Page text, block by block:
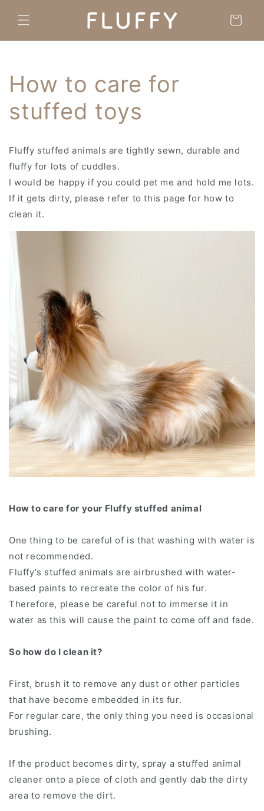
content
Cart
How to care for
stuffed toys
Fluffy stuffed animals are tightly sewn, durable and
fluffy for lots of cuddles.
I would be happy if you could pet me and hold me lots.
If it gets dirty, please refer to this page for how to
clean it.
How to care for your Fluffy stuffed animal
One thing to be careful of is that washing with water is
not recommended.
Fluffy's stuffed animals are airbrushed with water-
based paints to recreate the color of his fur.
Therefore, please be careful not to immerse it in
water as this will cause the paint to come off and fade.
So how do I clean it?
First, brush it to remove any dust or other particles
that have become embedded in its fur.
For regular care, the only thing you need is occasional
brushing.
If the product becomes dirty, spray a stuffed animal
cleaner onto a piece of cloth and gently dab the dirty
area to remove the dirt.